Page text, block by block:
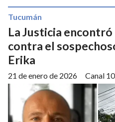
La Justicia
contra el
Erika
Canal 10
Tucumán
21 de enero de 2026